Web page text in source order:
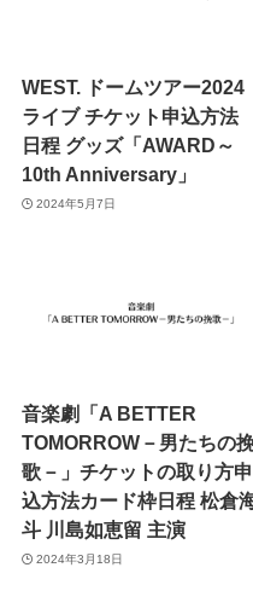
WEST. ドームツアー2024
ライブ チケット申込方法
日程 グッズ「AWARD～
10th Anniversary」
2024年5月7日
音楽劇「A BETTER
TOMORROW－男たちの
歌－」チケットの取り方申
込方法カード枠日程 松倉
斗 川島如恵留 主演
2024年3月18日